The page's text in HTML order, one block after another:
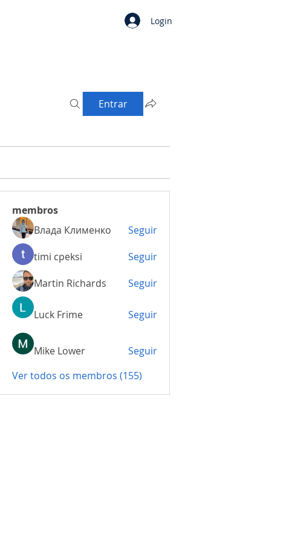
Login
Entrar
membros
Влада Клименко
Seguir
timi cpeksi
Seguir
Martin Richards
Seguir
Luck Frime Seguir
Mike Lower
Seguir
Ver todos os membros (155)